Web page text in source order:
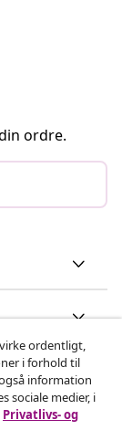
ordre.
ordentligt,
i forhold til
information
sociale medier, i
Privatlivs- og